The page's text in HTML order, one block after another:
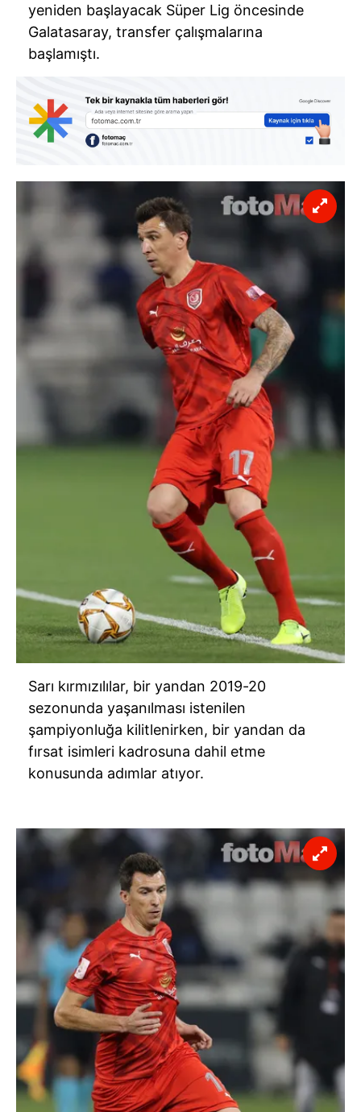
yeniden başlayacak Süper Lig öncesinde
Galatasaray, transfer çalışmalarına
başlamıştı.
Sarı kırmızılılar, bir yandan 2019-20
sezonunda yaşanılması istenilen
şampiyonluğa kilitlenirken, bir yandan da
fırsat isimleri kadrosuna dahil etme
konusunda adımlar atıyor.